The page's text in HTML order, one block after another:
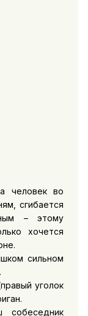
человек во
сгибается
– этому
хочется
сильном
уголок